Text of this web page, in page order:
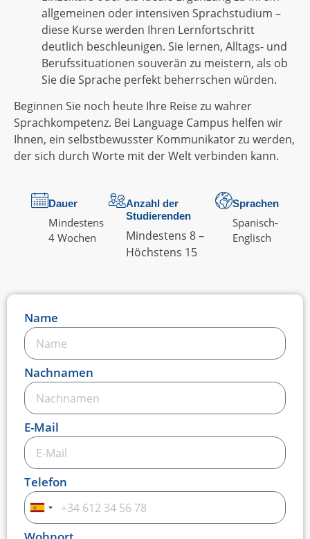
allgemeinen oder intensiven Sprachstudium –
diese Kurse werden Ihren Lernfortschritt
deutlich beschleunigen. Sie lernen, Alltags- und
Berufssituationen souverän zu meistern, als ob
Sie die Sprache perfekt beherrschen würden.
Beginnen Sie noch heute Ihre Reise zu wahrer
Sprachkompetenz. Bei Language Campus helfen wir
Ihnen, ein selbstbewusster Kommunikator zu werden,
der sich durch Worte mit der Welt verbinden kann.
Dauer
Mindestens
4 Wochen
Anzahl der
Studierenden
Mindestens 8 –
Höchstens 15
Sprachen
Spanisch-
Englisch
Name
Nachnamen
E-Mail
Telefon
Spain
+34